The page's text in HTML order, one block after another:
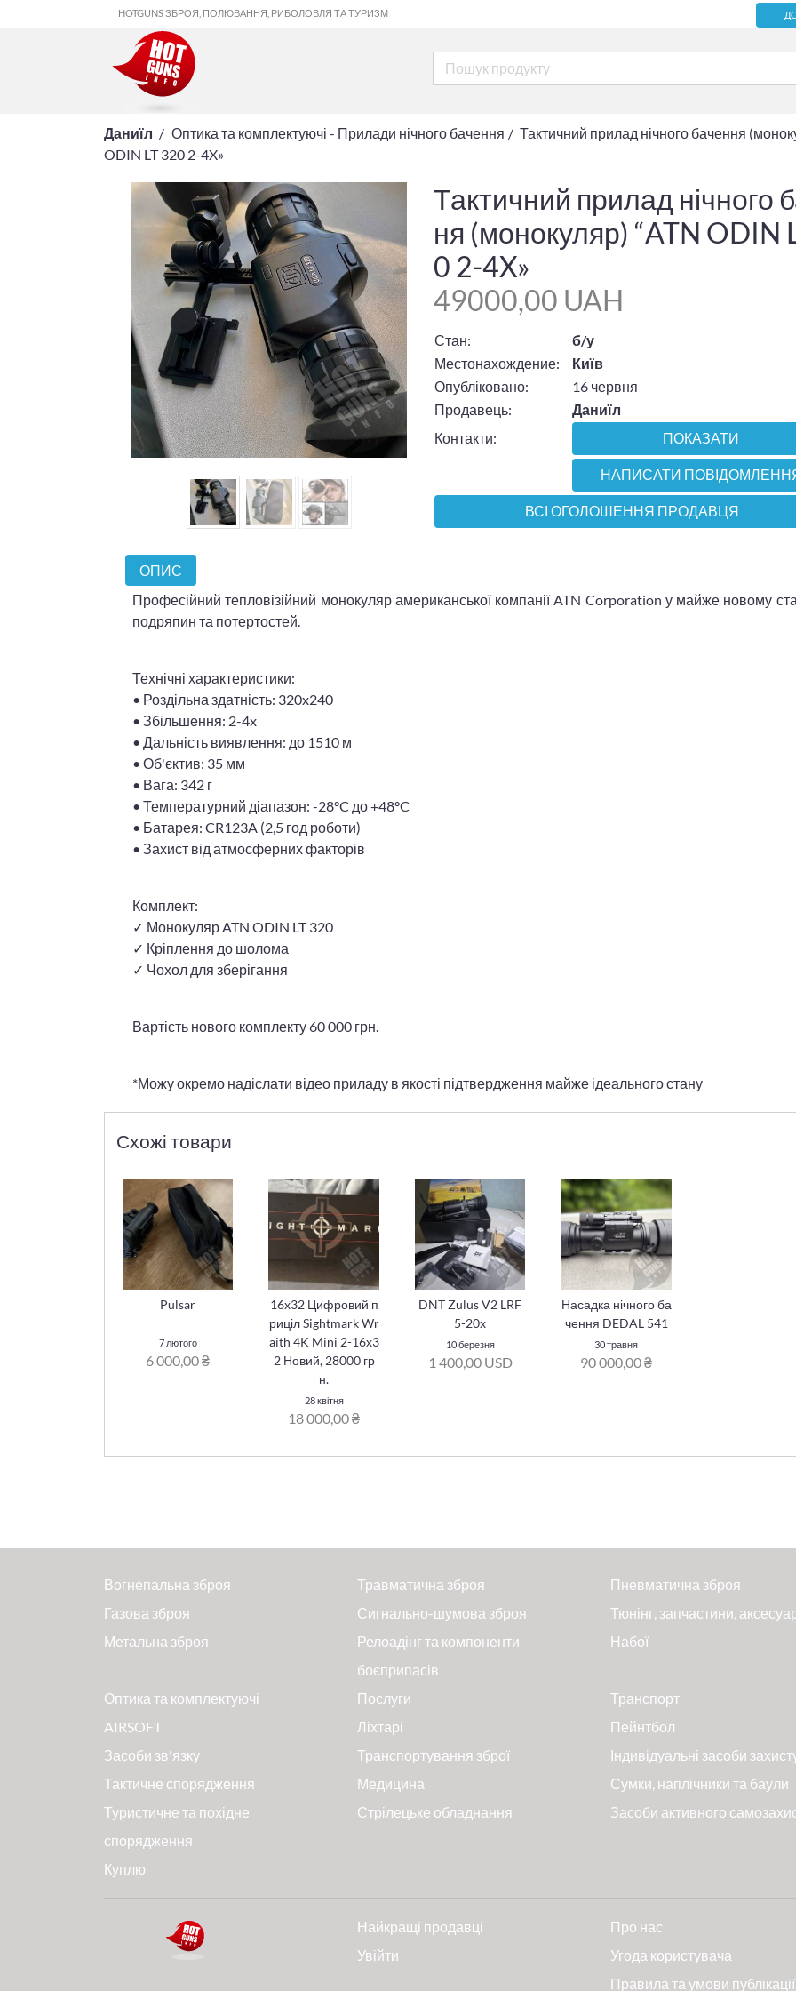
HOTGUNS ЗБРОЯ, ПОЛЮВАННЯ, РИБОЛОВЛЯ ТА ТУРИЗМ
Даниїл Оптика та комплектуючі - Прилади нічного бачення
Тактичний прилад нічного бачення
ODIN LT 320 2-4X»
Тактичний прилад нічного
ня (монокуляр) “ATN ODIN
0 2-4X»
49000,00 UAH
Стан:
б/у
Местонахождение:
Київ
Опубліковано:
16 червня
Продавець:
Даниїл
Контакти:
ПОКАЗАТИ
НАПИСАТИ
ВСІ ОГОЛОШЕННЯ ПРОДАВЦЯ
ОПИС
Професійний тепловізійний монокуляр американської компанії ATN Corporation у майже новому
подряпин та потертостей.
Технічні характеристики:
• Роздільна здатність: 320x240
• Збільшення: 2-4x
• Дальність виявлення: до 1510 м
• Об'єктив: 35 мм
• Вага: 342 г
• Температурний діапазон: -28°C до +48°C
• Батарея: CR123A (2,5 год роботи)
• Захист від атмосферних факторів
Комплект:
✓ Монокуляр ATN ODIN LT 320
✓ Кріплення до шолома
✓ Чохол для зберігання
Вартість нового комплекту 60 000 грн.
*Можу окремо надіслати відео приладу в якості підтвердження майже ідеального стану
Схожі товари
Pulsar
7 лютого
6 000,00 ₴
16x32 Цифровий п
риціл Sightmark Wr
aith 4K Mini 2-16x3
2 Новий, 28000 гр
н.
28 квітня
18 000,00 ₴
DNT Zulus V2 LRF
5-20x
10 березня
1 400,00 USD
Насадка нічного ба
чення DEDAL 541
30 травня
90 000,00 ₴
Вогнепальна зброя Травматична зброя Пневматична зброя
Газова зброя
Сигнально-шумова зброя Тюнінг, запчастини,
Метальна зброя
Релоадінг та компоненти
боєприпасів
Набої
Оптика та комплектуючі Послуги Транспорт
AIRSOFT
Ліхтарі Пейнтбол
Засоби зв'язку
Транспортування зброї Індивідуальні засоби
Тактичне спорядження
Медицина Сумки, наплічники та баули
Туристичне та похідне
спорядження
Стрілецьке обладнання Засоби активного
Куплю
Найкращі продавці
Увійти
Про нас
Угода користувача
Правила та умови публікації